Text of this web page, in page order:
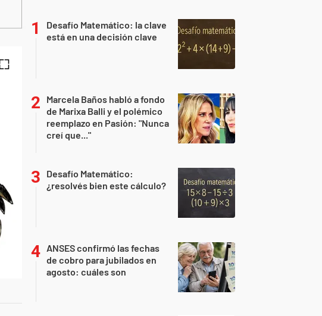
Desafío Matemático: la clave
está en una decisión clave
Marcela Baños habló a fondo
de Marixa Balli y el polémico
reemplazo en Pasión: "Nunca
creí que..."
Desafío Matemático:
¿resolvés bien este cálculo?
ANSES confirmó las fechas
de cobro para jubilados en
agosto: cuáles son